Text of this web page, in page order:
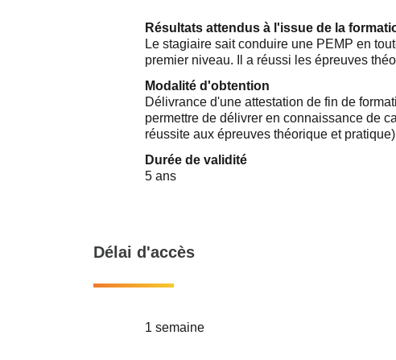
Résultats attendus à l'issue de la
Le stagiaire sait conduire une PEMP en
premier niveau. Il a réussi les épreuves
Modalité d'obtention
Délivrance d'une attestation de fin de
permettre de délivrer en connaissance de
réussite aux épreuves théorique et
Durée de validité
5 ans
Délai d'accès
1 semaine